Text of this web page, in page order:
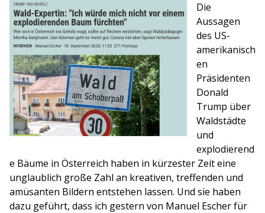
Die
Aussagen
des US-
amerikanisch
en
Präsidenten
Donald
Trump über
Waldstädte
und
explodierend
e Bäume in Österreich haben in kürzester Zeit eine
unglaublich große Zahl an kreativen, treffenden und
amüsanten Bildern entstehen lassen. Und sie haben
dazu geführt, dass ich gestern von Manuel Escher für